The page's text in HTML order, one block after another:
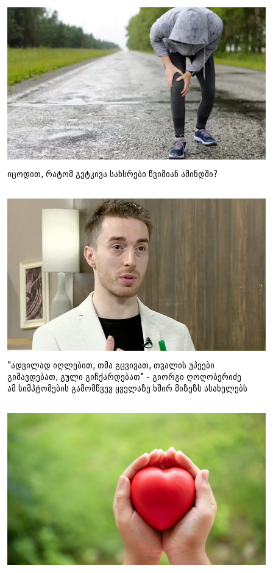
იცოდით, რატომ გვტკივა სახსრები წვიმიან ამინდში?
"ადვილად იღლებით, თმა გცვივათ, თვალის უპეები
გიშავდებათ, გული გიჩქარდებათ" - გიორგი ღოღობერიძე
ამ სიმპტომების გამომწვევ ყველაზე ხშირ მიზეზს ასახელებს